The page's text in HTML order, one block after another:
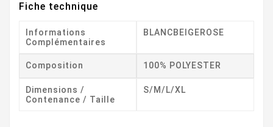
Fiche technique
Informations
Complémentaires
BLANCBEIGEROSE
Composition 100% POLYESTER
Dimensions /
Contenance / Taille
S/M/L/XL